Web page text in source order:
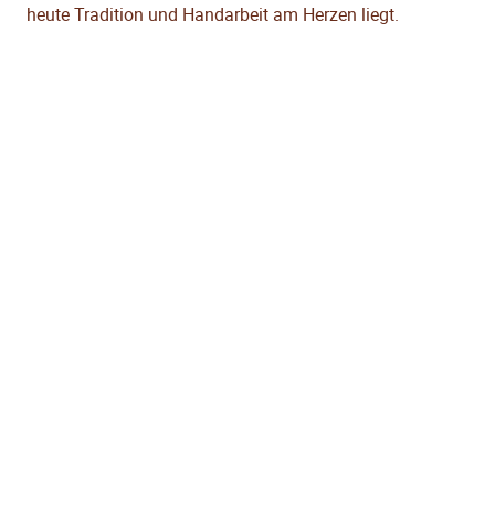
heute Tradition und Handarbeit am Herzen liegt.